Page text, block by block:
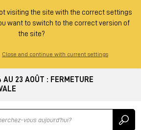
visiting the site with the correct settings
want to switch to the correct version of
the site?
Close and continue with current settings
AU 23 AOÛT : FERMETURE